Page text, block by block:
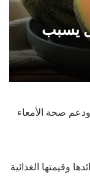
يسبب
صحة الأمعاء
وقيمتها الغذائية